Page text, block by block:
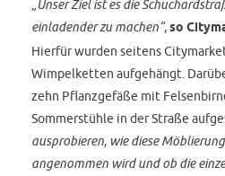
„Unser Ziel ist es die
einladender zu machen“,so
Hierfür wurden seitens
Wimpelketten aufgehängt.
zehn Pflanzgefäße mit
Sommerstühle in der Straße
ausprobieren, wie diese
angenommen wird und ob die